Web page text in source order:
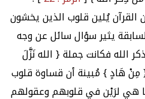
يُلين قلوب الذين يخشون
يثير سؤال سائل عن وجه
الله فكانت جملة { الله نَزَّلَ
هَادٍ } مُبينة أن قساوة قلوب
هي لرَيْن في قلوبهم وعقولهم